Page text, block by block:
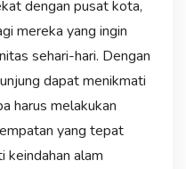
dengan pusat kota,
mereka yang ingin
sehari-hari. Dengan
dapat menikmati
harus melakukan
yang tepat
keindahan alam